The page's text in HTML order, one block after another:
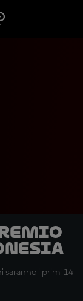
saranno i primi 14